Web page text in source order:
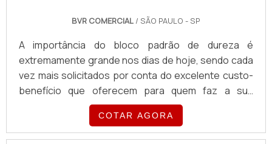
BVR COMERCIAL / SÃO PAULO - SP
A importância do bloco padrão de dureza é
extremamente grande nos dias de hoje, sendo cada
vez mais solicitados por conta do excelente custo-
benefício que oferecem para quem faz a sua
utilização, uma vez que esse tipo de material é
utilizado como referência na calibração de
equipamentos que realizam a medição da dureza de
COTAR AGORA